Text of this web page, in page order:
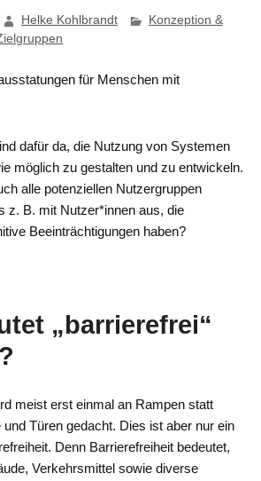
Helke Kohlbrandt
Konzeption &
dafür da, die Nutzung von Systemen
möglich zu gestalten und zu entwickeln.
alle potenziellen Nutzergruppen
z. B. mit Nutzer*innen aus, die
Beeinträchtigungen haben?
„barrierefrei“
meist erst einmal an Rampen statt
und Türen gedacht. Dies ist aber nur ein
Denn Barrierefreiheit bedeutet,
Verkehrsmittel sowie diverse